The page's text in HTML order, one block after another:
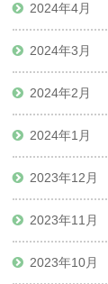
2024年4月
2024年3月
2024年2月
2024年1月
2023年12月
2023年11月
2023年10月